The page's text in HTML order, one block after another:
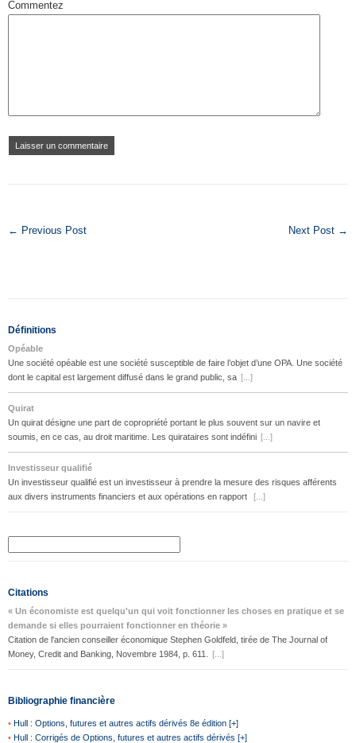
Commentez
← Previous Post Next Post →
Définitions
Opéable
Une société opéable est une société susceptible de faire l’objet d’une OPA. Une société
dont le capital est largement diffusé dans le grand public, sa [...]
Quirat
Un quirat désigne une part de copropriété portant le plus souvent sur un navire et
soumis, en ce cas, au droit maritime. Les quirataires sont indéfini [...]
Investisseur qualifié
Un investisseur qualifié est un investisseur à prendre la mesure des risques afférents
aux divers instruments financiers et aux opérations en rapport
[...]
Citations
« Un économiste est quelqu'un qui voit fonctionner les choses en pratique et se
demande si elles pourraient fonctionner en théorie »
Citation de l'ancien conseiller économique Stephen Goldfeld, tirée de The Journal of
Money, Credit and Banking, Novembre 1984, p. 611.
[...]
Bibliographie financière
• Hull : Options, futures et autres actifs dérivés 8e édition [+]
• Hull : Corrigés de Options, futures et autres actifs dérivés [+]